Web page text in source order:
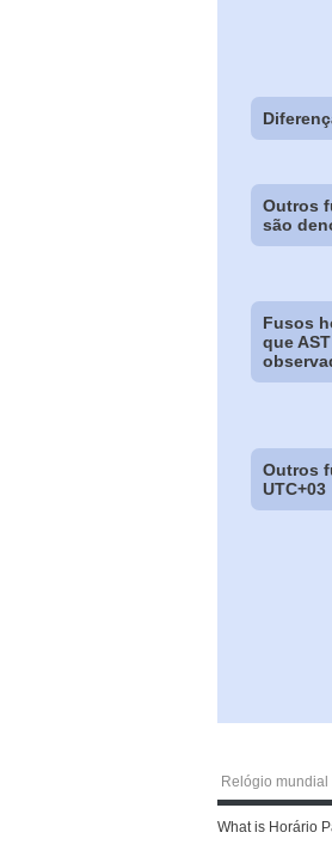
Outros
são
Fusos
que
Outros
UTC+03
Relógio mundial
What is Horário